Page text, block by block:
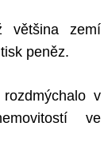
většina zemí
peněz.
v
ve